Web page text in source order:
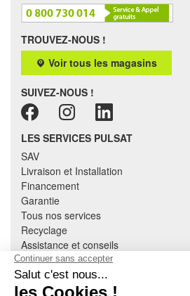
TROUVEZ-NOUS !
Voir tous les magasins
SUIVEZ-NOUS !
LES SERVICES PULSAT
SAV
Livraison et Installation
Financement
Garantie
Tous nos services
Recyclage
Assistance et conseils
Cuisine équipée
Literie
Nous contacter